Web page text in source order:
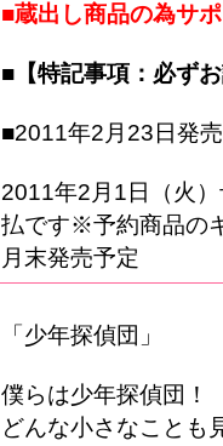
■蔵出し商品の為サ
■【特記事項：必ず
■2011年2月23日発
2011年2月1日（火
払です※予約商品の
月末発売予定
「少年探偵団」
僕らは少年探偵団！
どんな小さなことも